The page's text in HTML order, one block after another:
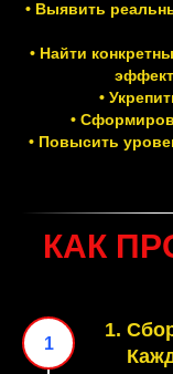
• Выявить
• Найти
•
•
• Повысить
КАК